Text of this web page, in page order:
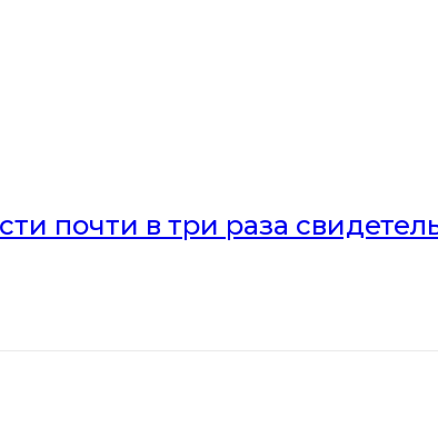
почти в три раза